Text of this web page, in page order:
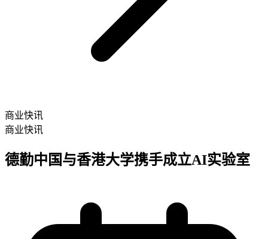
商业快讯
商业快讯
德勤中国与香港大学携手成立AI实验室